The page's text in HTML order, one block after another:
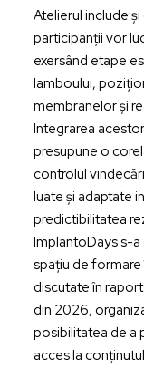
Atelierul include
participanții vor
exersând etape
lamboului,
membranelor și
Integrarea
presupune o
controlul
luate și adaptate
predictibilitatea
ImplantoDays s-a
spațiu de
discutate în
din 2026,
posibilitatea de a
acces la